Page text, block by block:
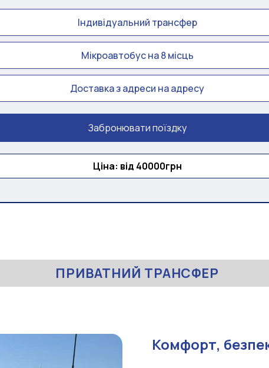
Індивідуальний трансфер
Мікроавтобус на 8 місць
Доставка з адреси на адресу
Забронювати поїздку
Ціна: від 40000грн
ПРИВАТНИЙ ТРАНСФЕР
Комфорт,